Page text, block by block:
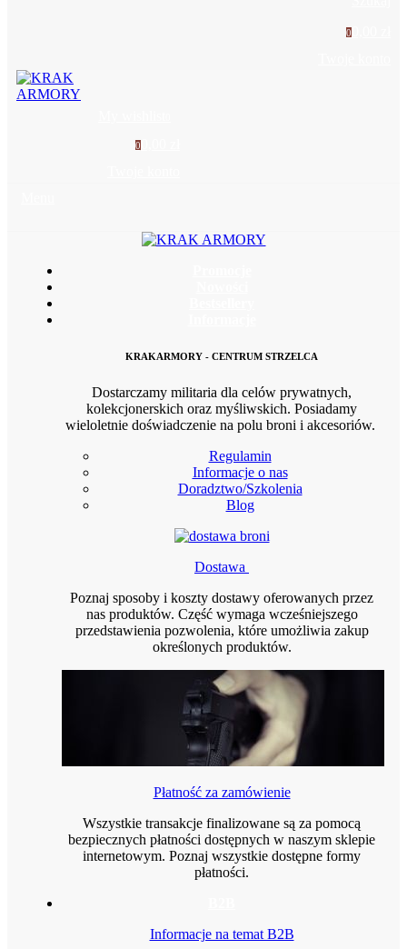
0
00,00 zł
KRAKARMORY - CENTRUM STRZELCA
Dostarczamy militaria dla celów prywatnych,
kolekcjonerskich oraz myśliwskich. Posiadamy
wieloletnie doświadczenie na polu broni i akcesoriów.
Regulamin
Informacje o nas
Doradztwo/Szkolenia
Blog
Dostawa
Poznaj sposoby i koszty dostawy oferowanych przez
nas produktów. Część wymaga wcześniejszego
przedstawienia pozwolenia, które umożliwia zakup
określonych produktów.
Płatność za zamówienie
Wszystkie transakcje finalizowane są za pomocą
bezpiecznych płatności dostępnych w naszym sklepie
internetowym. Poznaj wszystkie dostępne formy
płatności.
Informacje na temat B2B